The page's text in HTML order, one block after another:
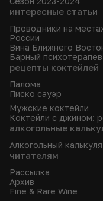
интересные статьи
Проводники на
России
Вина Ближнего
Барный
рецепты коктейлей
Палома
Писко сауэр
Мужские коктейли
Коктейли с джином:
алкогольные
Алкогольный
читателям
Рассылка
Архив
Fine & Rare Wine